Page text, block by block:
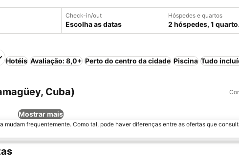
Check-in/out
Escolha as datas
Hóspedes e quartos
2 hóspedes, 1
Hotéis Avaliação: 8,0+ Perto do centro da cidade Piscina Tudo
Cuba)
Mostrar mais
mudam frequentemente. Como tal, pode haver diferenças entre as ofertas que